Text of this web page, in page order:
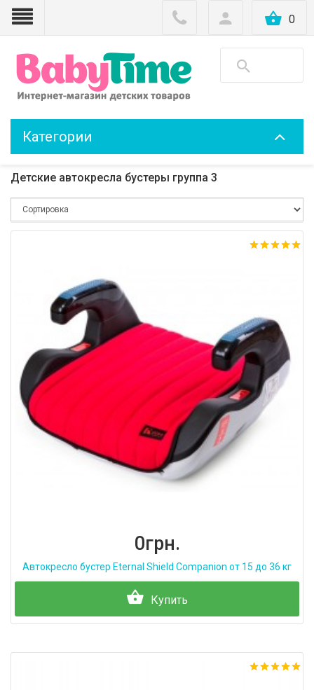
0
Категории
Детские автокресла бустеры группа 3
0грн.
Автокресло бустер Eternal Shield Companion от 15 до 36 кг
Купить